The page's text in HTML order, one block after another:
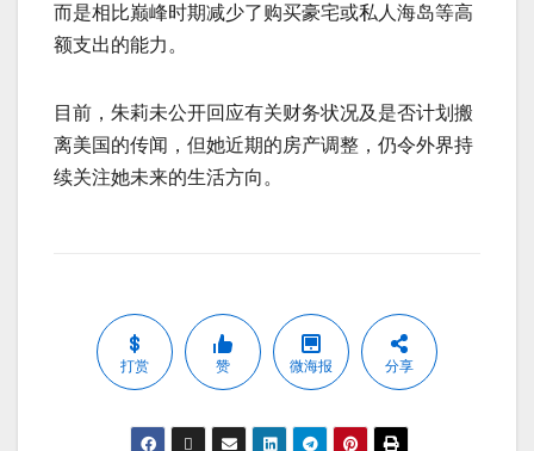
而是相比巅峰时期减少了购买豪宅或私人海岛等高
额支出的能力。
目前，朱莉未公开回应有关财务状况及是否计划搬
离美国的传闻，但她近期的房产调整，仍令外界持
续关注她未来的生活方向。
打赏 赞 微海报 分享